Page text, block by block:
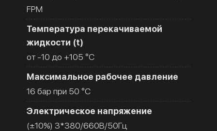
FPM
Температура перекачиваемой
жидкости (t)
от -10 до +105 °C
Максимальное рабочее давление
16 бар при 50 °C
Электрическое напряжение
(±10%) 3*380/660В/50Гц